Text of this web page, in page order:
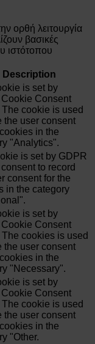
ορθή λειτουργία
βασικές
ιστότοπου
Description
is set by
Consent
cookie is used
the user consent
in the
"Analytics".
is set by GDPR
to record
consent for the
in the category
is set by
Consent
cookies is used
the user consent
in the
"Necessary".
is set by
Consent
cookie is used
the user consent
in the
"Other.